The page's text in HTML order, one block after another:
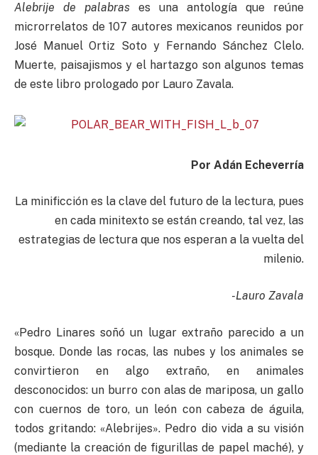
Alebrije de palabras es una antología que reúne
microrrelatos de 107 autores mexicanos reunidos por
José Manuel Ortiz Soto y Fernando Sánchez Clelo.
Muerte, paisajismos y el hartazgo son algunos temas
de este libro prologado por Lauro Zavala.
Por Adán Echeverría
La minificción es la clave del futuro de la lectura, pues
en cada minitexto se están creando, tal vez, las
estrategias de lectura que nos esperan a la vuelta del
milenio.
-Lauro Zavala
«Pedro Linares soñó un lugar extraño parecido a un
bosque. Donde las rocas, las nubes y los animales se
convirtieron en algo extraño, en animales
desconocidos: un burro con alas de mariposa, un gallo
con cuernos de toro, un león con cabeza de águila,
todos gritando: «Alebrijes». Pedro dio vida a su visión
(mediante la creación de figurillas de papel maché), y